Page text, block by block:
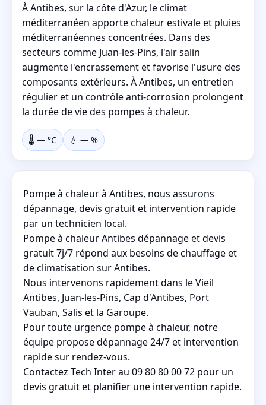
À Antibes, sur la côte d'Azur, le climat
méditerranéen apporte chaleur estivale et pluies
méditerranéennes concentrées. Dans des
secteurs comme Juan-les-Pins, l'air salin
augmente l'encrassement et favorise l'usure des
composants extérieurs. À Antibes, un entretien
régulier et un contrôle anti-corrosion prolongent
la durée de vie des pompes à chaleur.
🌡️ — °C 💧 — %
Pompe à chaleur à Antibes, nous assurons
dépannage, devis gratuit et intervention rapide
par un technicien local.
Pompe à chaleur Antibes dépannage et devis
gratuit 7j/7 répond aux besoins de chauffage et
de climatisation sur Antibes.
Nous intervenons rapidement dans le Vieil
Antibes, Juan-les-Pins, Cap d'Antibes, Port
Vauban, Salis et la Garoupe.
Pour toute urgence pompe à chaleur, notre
équipe propose dépannage 24/7 et intervention
rapide sur rendez-vous.
Contactez Tech Inter au 09 80 80 00 72 pour un
devis gratuit et planifier une intervention rapide.